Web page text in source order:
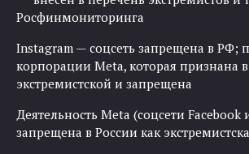
Росфинмониторинга
Instagram — соцсеть запрещена в РФ;
корпорации Meta, которая признана
экстремистской и запрещена
Деятельность Meta (соцсети Facebook
запрещена в России как